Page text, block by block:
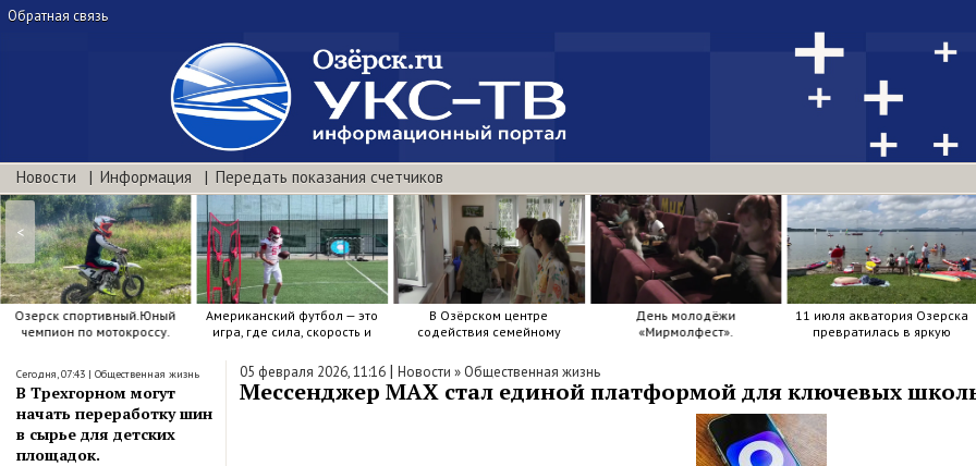
Обратная связь
Новости Информация Передать показания счетчиков
Озерск спортивный.Юный
чемпион по мотокроссу.
Американский футбол — это
игра, где сила, скорость и
В Озёрском центре
содействия семейному
День молодёжи
«Мирмолфест».
11 июля акватория Озерска
превратилась в яркую
<
Сегодня, 07:43 | Общественная жизнь
В Трехгорном могут
начать переработку шин
в сырье для детских
площадок.
05 февраля 2026, 11:16 | Новости » Общественная жизнь
Мессенджер MAX стал единой платформой для ключевых